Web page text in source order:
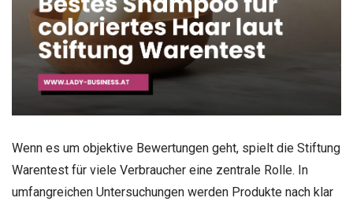
Wenn es um objektive Bewertungen geht, spielt die Stiftung
Warentest für viele Verbraucher eine zentrale Rolle. In
umfangreichen Untersuchungen werden Produkte nach klar